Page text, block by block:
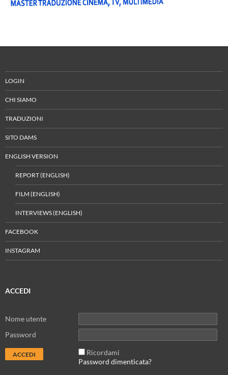
LOGIN
CHI SIAMO
TRADUZIONI
SITO DAMS
ENGLISH VERSION
REPORT (ENGLISH)
FILM (ENGLISH)
INTERVIEWS (ENGLISH)
FACEBOOK
INSTAGRAM
ACCEDI
Nome utente
Password
Ricordami
Password dimenticata?